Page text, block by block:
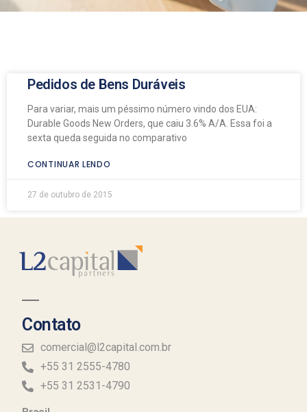
Pedidos de Bens Duráveis
Para variar, mais um péssimo número vindo dos EUA:
Durable Goods New Orders, que caiu 3.6% A/A. Essa foi a
sexta queda seguida no comparativo
CONTINUAR LENDO
27 de outubro de 2015
Contato
comercial@l2capital.com.br
+55 31 2555-4780
+55 31 2531-4790